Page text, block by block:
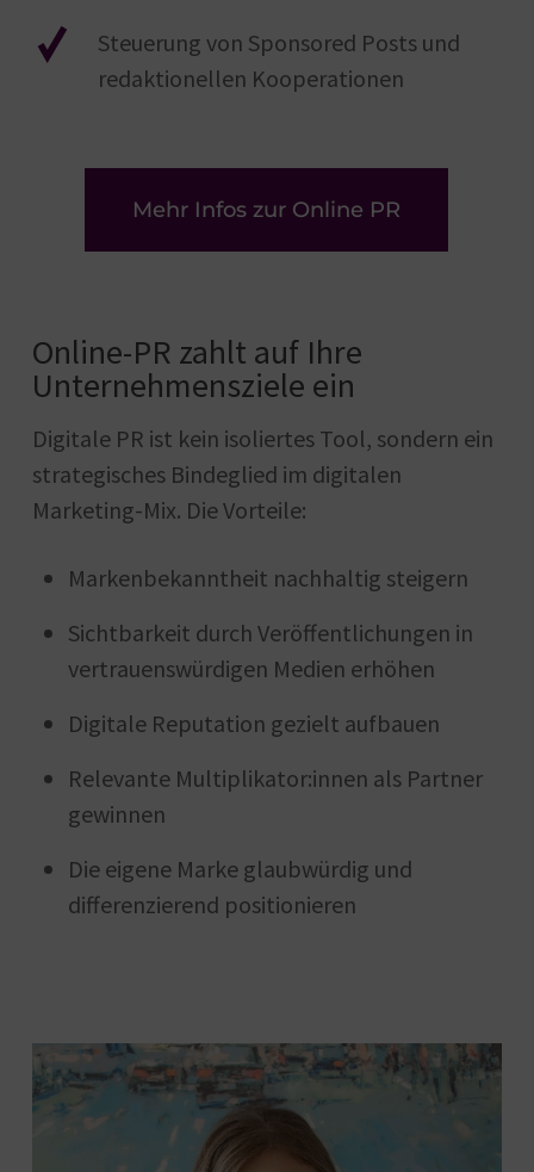
Steuerung von Sponsored Posts und
redaktionellen Kooperationen
Mehr Infos zur Online PR
Online-PR zahlt auf Ihre
Unternehmensziele ein
Digitale PR ist kein isoliertes Tool, sondern ein
strategisches Bindeglied im digitalen
Marketing-Mix. Die Vorteile:
Markenbekanntheit nachhaltig steigern
Sichtbarkeit durch Veröffentlichungen in
vertrauenswürdigen Medien erhöhen
Digitale Reputation gezielt aufbauen
Relevante Multiplikator:innen als Partner
gewinnen
Die eigene Marke glaubwürdig und
differenzierend positionieren